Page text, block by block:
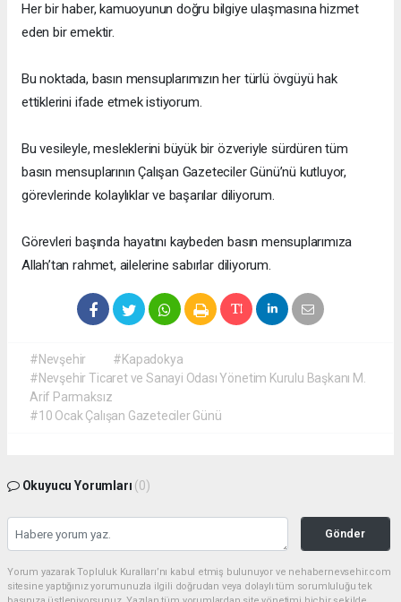
Her bir haber, kamuoyunun doğru bilgiye ulaşmasına hizmet
eden bir emektir.
Bu noktada, basın mensuplarımızın her türlü övgüyü hak
ettiklerini ifade etmek istiyorum.
Bu vesileyle, mesleklerini büyük bir özveriyle sürdüren tüm
basın mensuplarının Çalışan Gazeteciler Günü’nü kutluyor,
görevlerinde kolaylıklar ve başarılar diliyorum.
Görevleri başında hayatını kaybeden basın mensuplarımıza
Allah’tan rahmet, ailelerine sabırlar diliyorum.
#Nevşehir
#Kapadokya
#Nevşehir Ticaret ve Sanayi Odası Yönetim Kurulu Başkanı M.
Arif Parmaksız
#10 Ocak Çalışan Gazeteciler Günü
Okuyucu Yorumları (0)
Gönder
Yorum yazarak Topluluk Kuralları’nı kabul etmiş bulunuyor ve nehabernevsehir.com
sitesine yaptığınız yorumunuzla ilgili doğrudan veya dolaylı tüm sorumluluğu tek